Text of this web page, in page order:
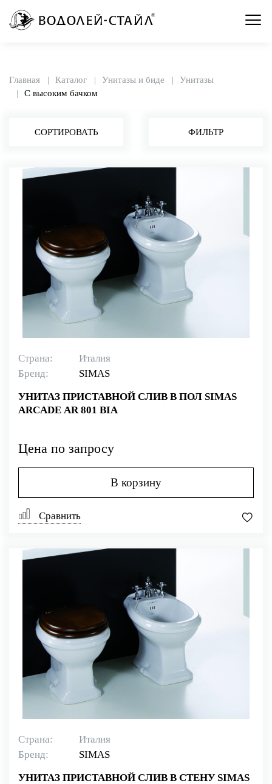
Главная Каталог Унитазы и биде
Унитазы
С высоким бачком
СОРТИРОВАТЬ ФИЛЬТР
Страна:
Италия
Бренд:
SIMAS
УНИТАЗ ПРИСТАВНОЙ СЛИВ В ПОЛ SIMAS
ARCADE AR 801 BIA
Цена по запросу
В корзину
Сравнить
Страна:
Италия
Бренд:
SIMAS
УНИТАЗ ПРИСТАВНОЙ СЛИВ В СТЕНУ SIMAS